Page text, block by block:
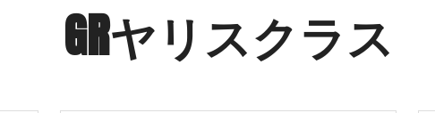
GRヤリスクラス